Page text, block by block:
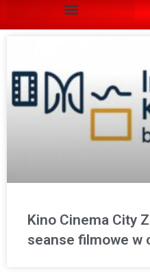
Kino Cinema City
seanse filmowe w